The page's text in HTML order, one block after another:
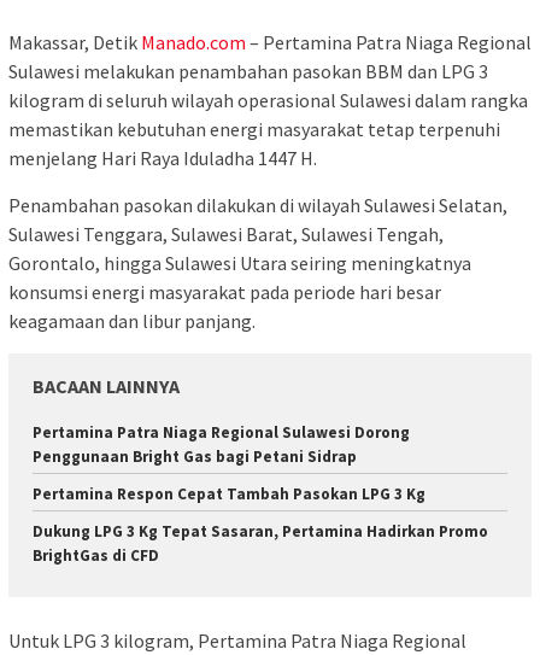
Makassar, Detik Manado.com – Pertamina Patra Niaga Regional
Sulawesi melakukan penambahan pasokan BBM dan LPG 3
kilogram di seluruh wilayah operasional Sulawesi dalam rangka
memastikan kebutuhan energi masyarakat tetap terpenuhi
menjelang Hari Raya Iduladha 1447 H.
Penambahan pasokan dilakukan di wilayah Sulawesi Selatan,
Sulawesi Tenggara, Sulawesi Barat, Sulawesi Tengah,
Gorontalo, hingga Sulawesi Utara seiring meningkatnya
konsumsi energi masyarakat pada periode hari besar
keagamaan dan libur panjang.
BACAAN LAINNYA
Pertamina Patra Niaga Regional Sulawesi Dorong
Penggunaan Bright Gas bagi Petani Sidrap
Pertamina Respon Cepat Tambah Pasokan LPG 3 Kg
Dukung LPG 3 Kg Tepat Sasaran, Pertamina Hadirkan Promo
BrightGas di CFD
Untuk LPG 3 kilogram, Pertamina Patra Niaga Regional